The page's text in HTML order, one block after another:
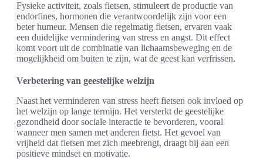
Fysieke activiteit, zoals fietsen, stimuleert de productie van
endorfines, hormonen die verantwoordelijk zijn voor een
beter humeur. Mensen die regelmatig fietsen, ervaren vaak
een duidelijke vermindering van stress en angst. Dit effect
komt voort uit de combinatie van lichaamsbeweging en de
mogelijkheid om buiten te zijn, wat de geest kan verfrissen.
Verbetering van geestelijke welzijn
Naast het verminderen van stress heeft fietsen ook invloed op
het welzijn op lange termijn. Het versterkt de geestelijke
gezondheid door sociale interactie te bevorderen, vooral
wanneer men samen met anderen fietst. Het gevoel van
vrijheid dat fietsen met zich meebrengt, draagt bij aan een
positieve mindset en motivatie.